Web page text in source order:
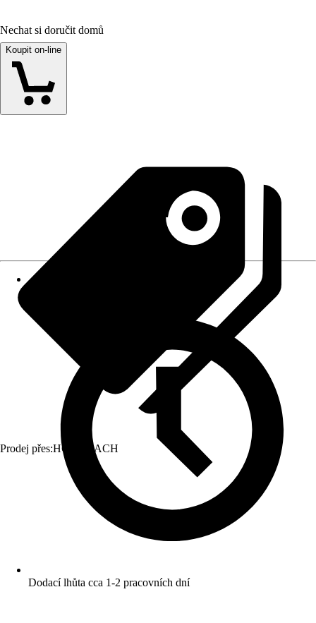
Nechat si doručit domů
Koupit on-line
Prodej přes:HORNBACH
Dodací lhůta cca 1-2 pracovních dní